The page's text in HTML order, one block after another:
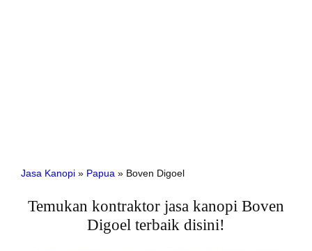
Jasa Kanopi» Papua » Boven Digoel
Temukan kontraktor jasa kanopi Boven
Digoel terbaik disini!